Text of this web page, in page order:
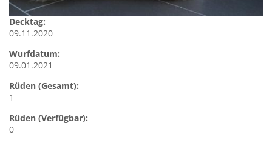
Decktag:
09.11.2020
Wurfdatum:
09.01.2021
Rüden (Gesamt):
1
Rüden (Verfügbar):
0